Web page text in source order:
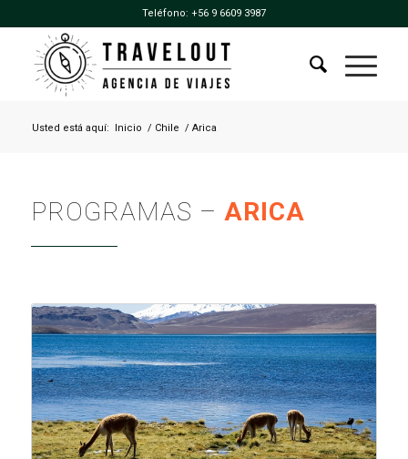
Teléfono: +56 9 6609 3987
Usted está aquí: Inicio / Chile / Arica
PROGRAMAS – ARICA